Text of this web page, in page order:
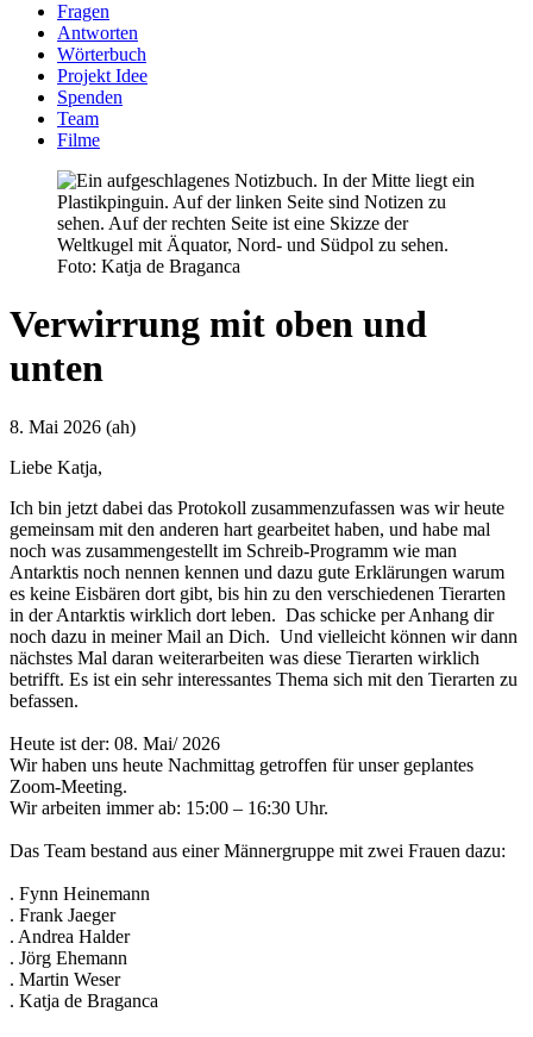
Fragen
Antworten
Wörterbuch
Projekt Idee
Spenden
Team
Filme
Foto: Katja de Braganca
Verwirrung mit oben und
unten
8. Mai 2026 (ah)
Liebe Katja,
Ich bin jetzt dabei das Protokoll zusammenzufassen was wir heute
gemeinsam mit den anderen hart gearbeitet haben, und habe mal
noch was zusammengestellt im Schreib-Programm wie man
Antarktis noch nennen kennen und dazu gute Erklärungen warum
es keine Eisbären dort gibt, bis hin zu den verschiedenen Tierarten
in der Antarktis wirklich dort leben. Das schicke per Anhang dir
noch dazu in meiner Mail an Dich. Und vielleicht können wir dann
nächstes Mal daran weiterarbeiten was diese Tierarten wirklich
betrifft. Es ist ein sehr interessantes Thema sich mit den Tierarten zu
befassen.
Heute ist der: 08. Mai/ 2026
Wir haben uns heute Nachmittag getroffen für unser geplantes
Zoom-Meeting.
Wir arbeiten immer ab: 15:00 – 16:30 Uhr.
Das Team bestand aus einer Männergruppe mit zwei Frauen dazu:
. Fynn Heinemann
. Frank Jaeger
. Andrea Halder
. Jörg Ehemann
. Martin Weser
. Katja de Braganca